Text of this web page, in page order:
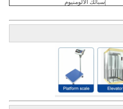
سبائك الألومنيوم